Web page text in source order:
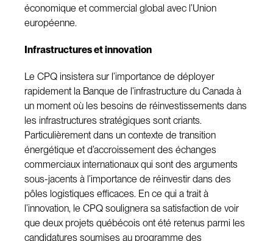
économique et commercial global avec l’Union
européenne.
Infrastructures et innovation
Le CPQ insistera sur l’importance de déployer
rapidement la Banque de l’infrastructure du Canada à
un moment où les besoins de réinvestissements dans
les infrastructures stratégiques sont criants.
Particulièrement dans un contexte de transition
énergétique et d’accroissement des échanges
commerciaux internationaux qui sont des arguments
sous-jacents à l’importance de réinvestir dans des
pôles logistiques efficaces. En ce qui a trait à
l’innovation, le CPQ soulignera sa satisfaction de voir
que deux projets québécois ont été retenus parmi les
candidatures soumises au programme des